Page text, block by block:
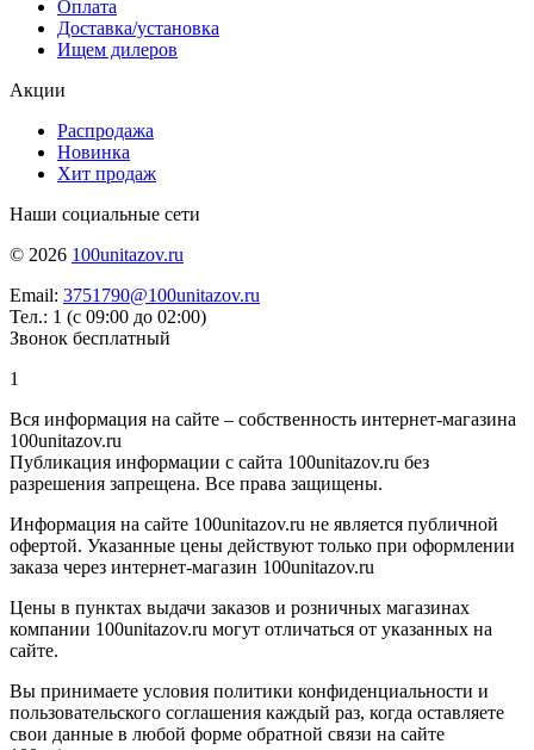
Оплата
Доставка/установка
Ищем дилеров
Акции
Распродажа
Новинка
Хит продаж
Наши социальные сети
© 2026 100unitazov.ru
Email: 3751790@100unitazov.ru
Тел.: 1 (с 09:00 до 02:00)
Звонок бесплатный
1
Вся информация на сайте – собственность интернет-магазина
100unitazov.ru
Публикация информации с сайта 100unitazov.ru без
разрешения запрещена. Все права защищены.
Информация на сайте 100unitazov.ru не является публичной
офертой. Указанные цены действуют только при оформлении
заказа через интернет-магазин 100unitazov.ru
Цены в пунктах выдачи заказов и розничных магазинах
компании 100unitazov.ru могут отличаться от указанных на
сайте.
Вы принимаете условия политики конфиденциальности и
пользовательского соглашения каждый раз, когда оставляете
свои данные в любой форме обратной связи на сайте